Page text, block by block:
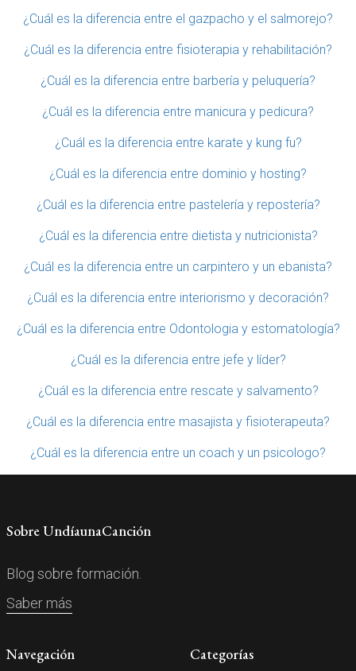
¿Cuál es la diferencia entre el gazpacho y el salmorejo?
¿Cuál es la diferencia entre fisioterapia y rehabilitación?
¿Cuál es la diferencia entre barbería y peluquería?
¿Cuál es la diferencia entre manicura y pedicura?
¿Cuál es la diferencia entre karate y kung fu?
¿Cuál es la diferencia entre dominio y hosting?
¿Cuál es la diferencia entre pastelería y repostería?
¿Cuál es la diferencia entre dietista y nutricionista?
¿Cuál es la diferencia entre un carpintero y un ebanista?
¿Cuál es la diferencia entre interiorismo y decoración?
¿Cuál es la diferencia entre Odontologia y estomatología?
¿Cuál es la diferencia entre jefe y líder?
¿Cuál es la diferencia entre rescate y salvamento?
¿Cuál es la diferencia entre masajista y fisioterapeuta?
¿Cuál es la diferencia entre un coach y un psicologo?
Sobre UndíaunaCanción
Blog sobre formación.
Saber más
Navegación Categorías